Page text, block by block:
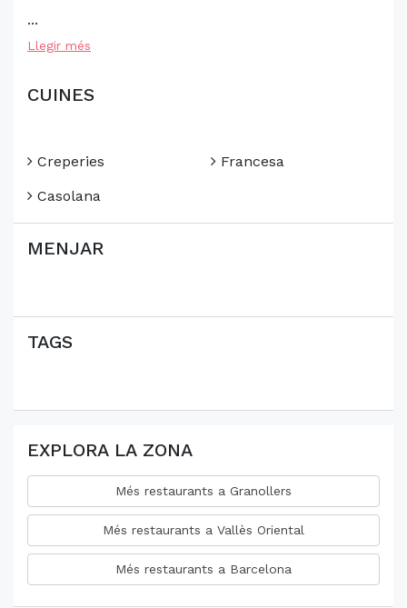
...
Llegir més
CUINES
Creperies
Casolana
Francesa
MENJAR
TAGS
EXPLORA LA ZONA
Més restaurants a Granollers
Més restaurants a Vallès Oriental
Més restaurants a Barcelona